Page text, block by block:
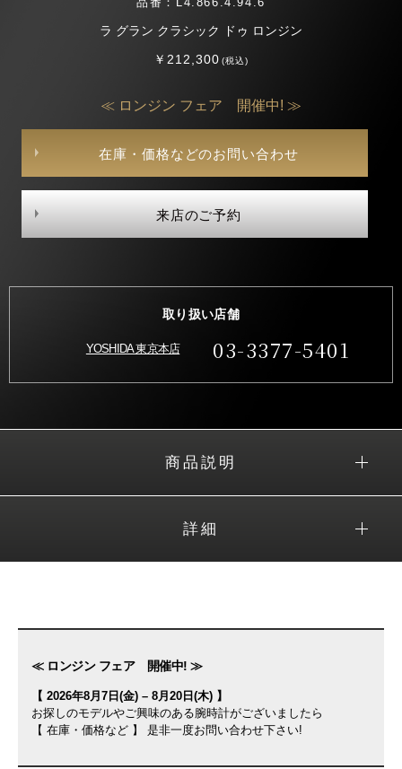
ラ グラン クラシック ドゥ ロンジン
￥212,300(税込)
≪ ロンジン フェア 開催中! ≫
在庫・価格などのお問い合わせ
来店のご予約
取り扱い店舗
YOSHIDA 東京本店 03-3377-5401
商品説明
詳細
≪ ロンジン フェア 開催中! ≫
【 2026年8月7日(金) – 8月20日(木) 】
お探しのモデルやご興味のある腕時計がございましたら
【 在庫・価格など 】 是非一度お問い合わせ下さい!